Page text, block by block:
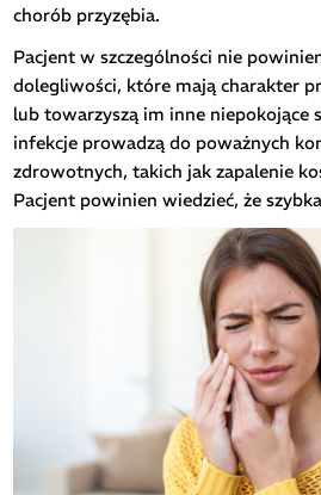
chorób przyzębia.
Pacjent w szczególności nie
dolegliwości, które mają charakter
lub towarzyszą im inne niepokojące
infekcje prowadzą do poważnych
zdrowotnych, takich jak zapalenie
Pacjent powinien wiedzieć, że